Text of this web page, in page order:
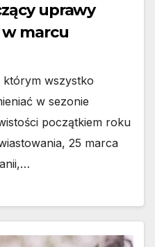
uprawy
marcu
którym wszystko
w sezonie
początkiem roku
25 marca